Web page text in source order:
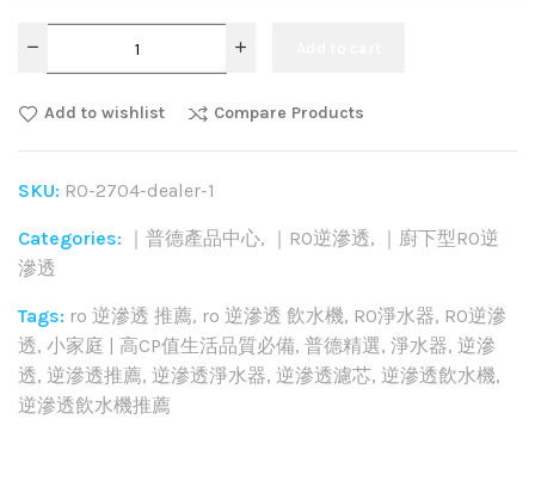
Add to wishlist Compare Products
SKU: RO-2704-dealer-1
Categories: ｜普德產品中心, ｜RO逆滲透,
｜廚下型RO逆
滲透
Tags: ro 逆滲透 推薦, ro 逆滲透 飲水機, RO淨水器, RO逆滲
透, 小家庭 | 高CP值生活品質必備, 普德精選, 淨水器, 逆滲
透, 逆滲透推薦, 逆滲透淨水器, 逆滲透濾芯, 逆滲透飲水機,
逆滲透飲水機推薦